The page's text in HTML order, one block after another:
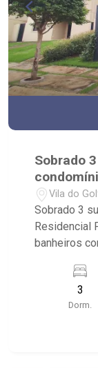
Sobrado
Vila do
Sobrado 3
Residencial
banheiros
Lavabo; -
de serviço
gramado; -
3
Dorm.